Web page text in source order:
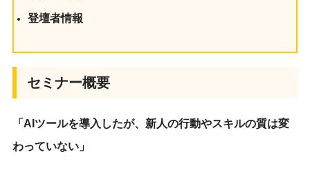
登壇者情報
セミナー概要
「AIツールを導入したが、新人の行動やスキルの質は変
わっていない」